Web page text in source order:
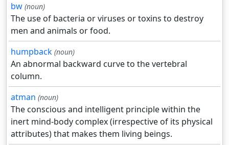
bw (noun)
The use of bacteria or viruses or toxins to destroy
men and animals or food.
humpback (noun)
An abnormal backward curve to the vertebral
column.
atman (noun)
The conscious and intelligent principle within the
inert mind-body complex (irrespective of its physical
attributes) that makes them living beings.